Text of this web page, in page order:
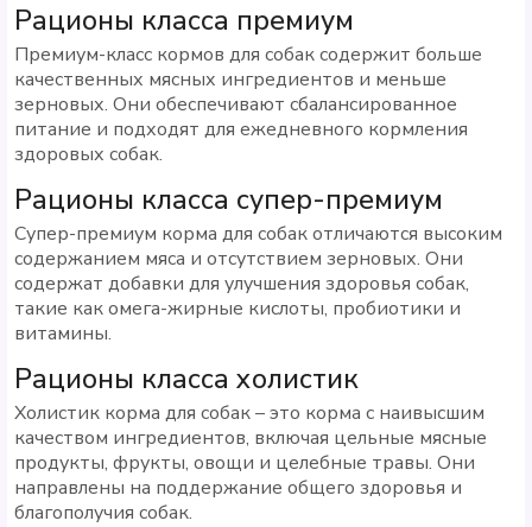
Рационы класса премиум
Премиум-класс кормов для собак содержит больше
качественных мясных ингредиентов и меньше
зерновых. Они обеспечивают сбалансированное
питание и подходят для ежедневного кормления
здоровых собак.
Рационы класса супер-премиум
Супер-премиум корма для собак отличаются высоким
содержанием мяса и отсутствием зерновых. Они
содержат добавки для улучшения здоровья собак,
такие как омега-жирные кислоты, пробиотики и
витамины.
Рационы класса холистик
Холистик корма для собак – это корма с наивысшим
качеством ингредиентов, включая цельные мясные
продукты, фрукты, овощи и целебные травы. Они
направлены на поддержание общего здоровья и
благополучия собак.